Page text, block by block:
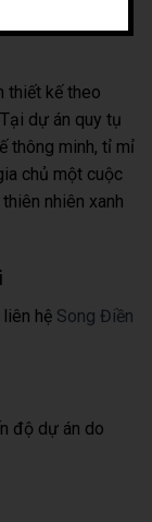
trường vào
thiết kế theo
dự án quy tụ
thông minh, tỉ mỉ
chủ một cuộc
nhiên xanh
hệ Song Điền
độ dự án do